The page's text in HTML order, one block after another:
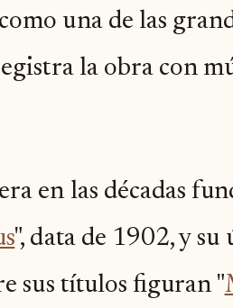
una de las
la obra con
en las décadas
", data de 1902, y
sus títulos figuran "